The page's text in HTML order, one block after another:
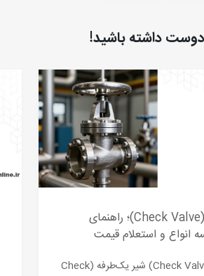
داشته باشید!
شیر یک‌طرفه (Check Valve)؛ راهنمای
انواع و استعلام قیمت
شیر یک‌طرفه (Check Valve) شیر یک‌طرفه (Check